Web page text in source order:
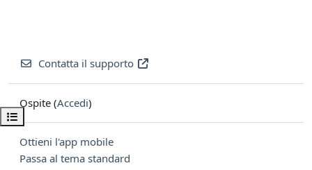
Apri indice del corso
Contatta il supporto
Ospite (Accedi)
Ottieni l'app mobile
Passa al tema standard